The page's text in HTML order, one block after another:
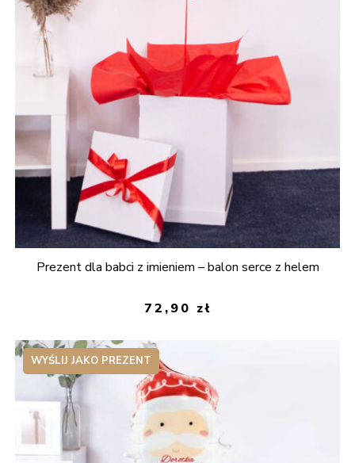
Prezent dla babci z imieniem – balon serce z helem
72,90 zł
WYŚLIJ JAKO PREZENT